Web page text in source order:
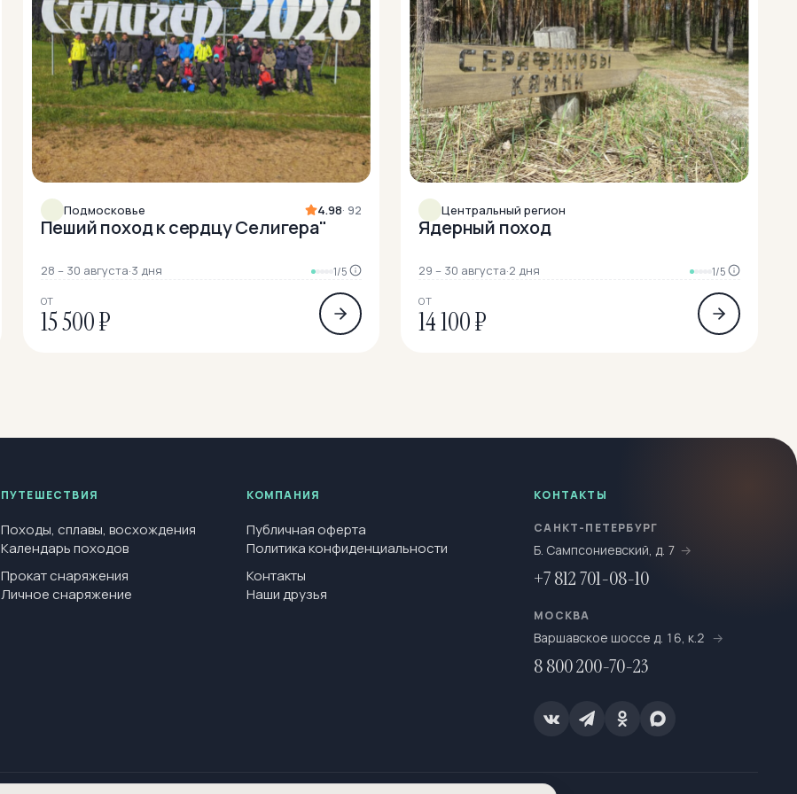
Подмосковье 4.98· 92
Пеший поход к сердцу Селигера"
28 – 30 августа·3 дня 1/5
ОТ
15 500 ₽
Центральный регион
Ядерный поход
29 – 30 августа·2 дня 1/5
ОТ
14 100 ₽
ПУТЕШЕСТВИЯ
Походы, сплавы, восхождения
Календарь походов
Прокат снаряжения
Личное снаряжение
КОМПАНИЯ
Публичная оферта
Политика конфиденциальности
Контакты
Наши друзья
КОНТАКТЫ
САНКТ-ПЕТЕРБУРГ
Б. Сампсониевский, д. 7
+7 812 701-08-10
МОСКВА
Варшавское шоссе д. 16, к.2
8 800 200-70-23